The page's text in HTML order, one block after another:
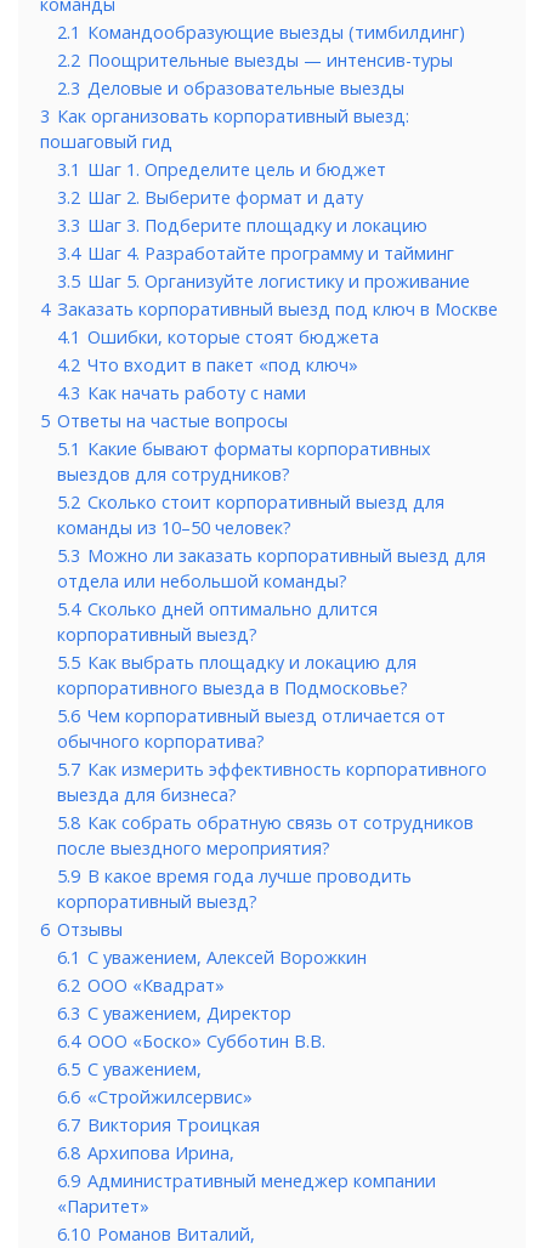
2.1 Командообразующие выезды (тимбилдинг)
2.2 Поощрительные выезды — интенсив-туры
2.3 Деловые и образовательные выезды
3 Как организовать корпоративный выезд:
пошаговый гид
3.1 Шаг 1. Определите цель и бюджет
3.2 Шаг 2. Выберите формат и дату
3.3 Шаг 3. Подберите площадку и локацию
3.4 Шаг 4. Разработайте программу и тайминг
3.5 Шаг 5. Организуйте логистику и проживание
4 Заказать корпоративный выезд под ключ в Москве
4.1 Ошибки, которые стоят бюджета
4.2 Что входит в пакет «под ключ»
4.3 Как начать работу с нами
5 Ответы на частые вопросы
5.1 Какие бывают форматы корпоративных
выездов для сотрудников?
5.2 Сколько стоит корпоративный выезд для
команды из 10–50 человек?
5.3 Можно ли заказать корпоративный выезд для
отдела или небольшой команды?
5.4 Сколько дней оптимально длится
корпоративный выезд?
5.5 Как выбрать площадку и локацию для
корпоративного выезда в Подмосковье?
5.6 Чем корпоративный выезд отличается от
обычного корпоратива?
5.7 Как измерить эффективность корпоративного
выезда для бизнеса?
5.8 Как собрать обратную связь от сотрудников
после выездного мероприятия?
5.9 В какое время года лучше проводить
корпоративный выезд?
6 Отзывы
6.1 С уважением, Алексей Ворожкин
6.2 ООО «Квадрат»
6.3 С уважением, Директор
6.4 ООО «Боско» Субботин В.В.
6.5 С уважением,
6.6 «Стройжилсервис»
6.7 Виктория Троицкая
6.8 Архипова Ирина,
6.9 Административный менеджер компании
«Паритет»
6.10 Романов Виталий,